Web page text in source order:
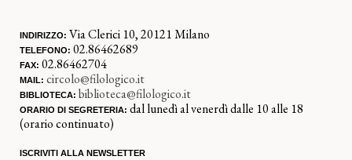
INDIRIZZO: Via Clerici 10, 20121 Milano
TELEFONO: 02.86462689
FAX: 02.86462704
MAIL: circolo@filologico.it
BIBLIOTECA: biblioteca@filologico.it
ORARIO DI SEGRETERIA: dal lunedì al venerdì dalle 10 alle 18
(orario continuato)
ISCRIVITI ALLA NEWSLETTER